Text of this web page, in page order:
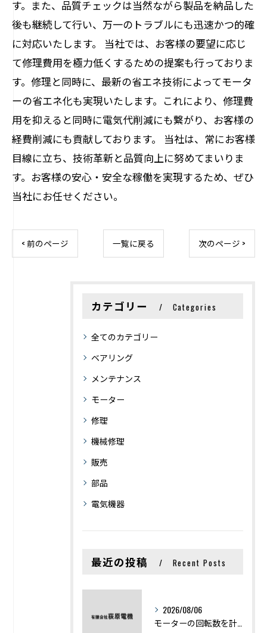
す。また、品質チェックは当然ながら製品を納品した
後も継続して行い、万一のトラブルにも迅速かつ的確
に対応いたします。 当社では、お客様の要望に応じ
て修理費用を極力低くするための提案も行っておりま
す。修理と同時に、最新の省エネ技術によってモータ
ーの省エネ化も実現いたします。これにより、修理費
用を抑えると同時に電気代削減にも繋がり、お客様の
経費削減にも貢献しております。 当社は、常にお客様
目線に立ち、技術革新と品質向上に努めてまいりま
す。お客様の安心・安全な稼働を実現するため、ぜひ
当社にお任せください。
< 前のページ 一覧に戻る 次のページ >
カテゴリー Categories
全てのカテゴリー
ベアリング
メンテナンス
モーター
修理
機械修理
販売
部品
電気機器
最近の投稿 Recent Posts
2026/08/06